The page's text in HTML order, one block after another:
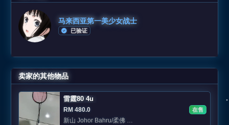
马来西亚第一美少女战士
已验证
卖家的其他物品
雷霆80 4u
RM 480.0
在售
新山 Johor Bahru/柔佛 Area: Jb Skudai /sutera/eco botani